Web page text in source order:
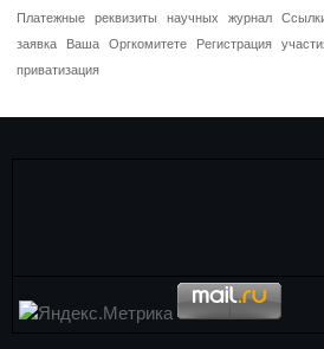
Платежные
реквизиты научных журнал
заявка
Ваша Оргкомитете Регистрация
приватизация